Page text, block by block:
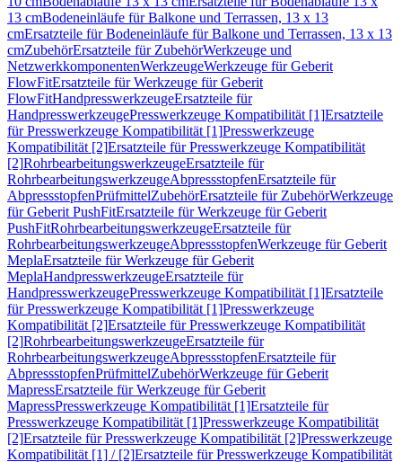
13 cmBodeneinläufe für Balkone und Terrassen, 13 x 13
cmErsatzteile für Bodeneinläufe für Balkone und Terrassen, 13 x 13
cmZubehörErsatzteile für ZubehörWerkzeuge und
NetzwerkkomponentenWerkzeugeWerkzeuge für Geberit
FlowFitErsatzteile für Werkzeuge für Geberit
FlowFitHandpresswerkzeugeErsatzteile für
HandpresswerkzeugePresswerkzeuge Kompatibilität [1]Ersatzteile
für Presswerkzeuge Kompatibilität [1]Presswerkzeuge
Kompatibilität [2]Ersatzteile für Presswerkzeuge Kompatibilität
[2]RohrbearbeitungswerkzeugeErsatzteile für
RohrbearbeitungswerkzeugeAbpressstopfenErsatzteile für
AbpressstopfenPrüfmittelZubehörErsatzteile für ZubehörWerkzeuge
für Geberit PushFitErsatzteile für Werkzeuge für Geberit
PushFitRohrbearbeitungswerkzeugeErsatzteile für
RohrbearbeitungswerkzeugeAbpressstopfenWerkzeuge für Geberit
MeplaErsatzteile für Werkzeuge für Geberit
MeplaHandpresswerkzeugeErsatzteile für
HandpresswerkzeugePresswerkzeuge Kompatibilität [1]Ersatzteile
für Presswerkzeuge Kompatibilität [1]Presswerkzeuge
Kompatibilität [2]Ersatzteile für Presswerkzeuge Kompatibilität
[2]RohrbearbeitungswerkzeugeErsatzteile für
RohrbearbeitungswerkzeugeAbpressstopfenErsatzteile für
AbpressstopfenPrüfmittelZubehörWerkzeuge für Geberit
MapressErsatzteile für Werkzeuge für Geberit
MapressPresswerkzeuge Kompatibilität [1]Ersatzteile für
Presswerkzeuge Kompatibilität [1]Presswerkzeuge Kompatibilität
[2]Ersatzteile für Presswerkzeuge Kompatibilität [2]Presswerkzeuge
Kompatibilität [1] / [2]Ersatzteile für Presswerkzeuge Kompatibilität